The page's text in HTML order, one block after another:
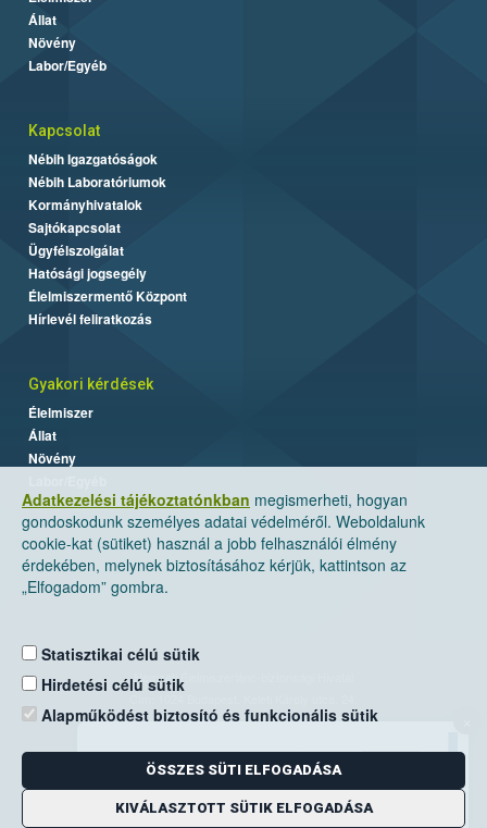
Adatkezelési tájékoztatónkban megismerheti, hogyan
gondoskodunk személyes adatai védelméről. Weboldalunk
cookie-kat (sütiket) használ a jobb felhasználói élmény
érdekében, melynek biztosításához kérjük, kattintson az
„Elfogadom” gombra.
Statisztikai célú sütik
Hirdetési célú sütik
Alapműködést biztosító és funkcionális sütik
ÖSSZES SÜTI ELFOGADÁSA
KIVÁLASZTOTT SÜTIK ELFOGADÁSA
Állat
Növény
Labor/Egyéb
Kapcsolat
Nébih Igazgatóságok
Nébih Laboratóriumok
Kormányhivatalok
Sajtókapcsolat
Ügyfélszolgálat
Hatósági jogsegély
Élelmiszermentő Központ
Hírlevél feliratkozás
Gyakori kérdések
Élelmiszer
Állat
Növény
Nemzeti Élelmiszerlánc-biztonsági Hivatal
Levelezési cím: 1525 Budapest. Pf. 30.
E-mail:ugyfelszolgalat@nebih.gov.hu
Zöld szám: 06-80/263-244
Telefon: 06-1/ 336-9000